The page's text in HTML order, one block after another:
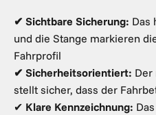
✔ Sichtbare Sicherung: Das
und die Stange markieren
Fahrprofil
✔ Sicherheitsorientiert: Der
stellt sicher, dass der
✔ Klare Kennzeichnung: